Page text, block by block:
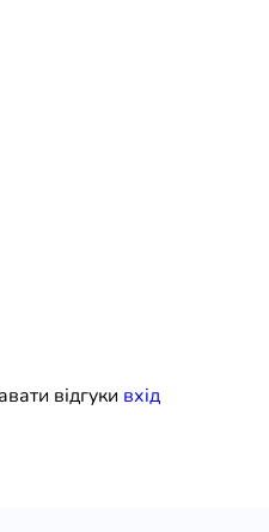
Художня література
відгуки вхiд